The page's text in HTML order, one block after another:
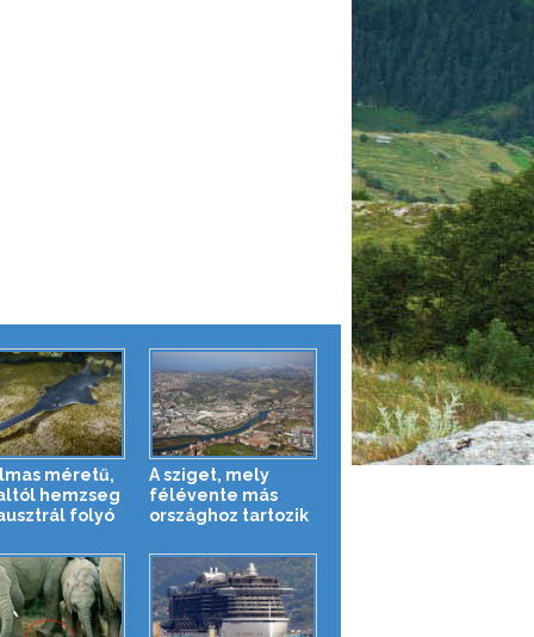
méretű,
hemzseg
folyó
A sziget, mely
félévente más
országhoz tartozik